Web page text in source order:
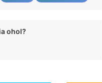
ohol?